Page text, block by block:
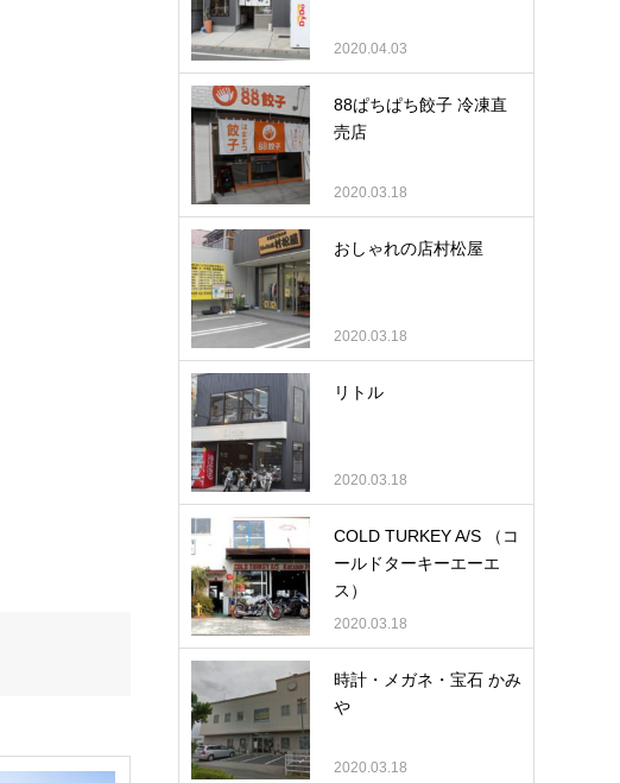
2020.04.03
88ぱちぱち餃子 冷凍直
売店
2020.03.18
おしゃれの店村松屋
2020.03.18
リトル
2020.03.18
COLD TURKEY A/S （コ
ールドターキーエーエ
ス）
2020.03.18
時計・メガネ・宝石 かみ
や
2020.03.18